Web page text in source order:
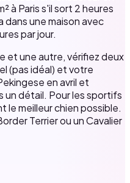
à Paris s'il sort 2 heures
dans une maison avec
par jour.
et une autre, vérifiez deux
(pas idéal) et votre
en avril et
détail. Pour les sportifs
le meilleur chien possible.
Terrier ou un Cavalier